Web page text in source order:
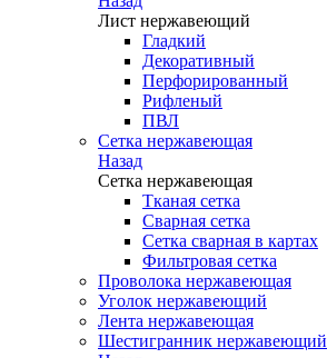
Лист нержавеющий
Гладкий
Декоративный
Перфорированный
Рифленый
ПВЛ
Сетка нержавеющая
Назад
Сетка нержавеющая
Тканая сетка
Сварная сетка
Сетка сварная в картах
Фильтровая сетка
Проволока нержавеющая
Уголок нержавеющий
Лента нержавеющая
Шестигранник нержавеющий